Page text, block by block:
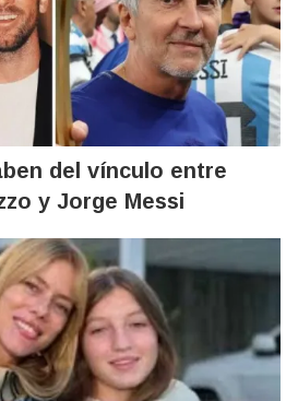
del vínculo entre
y Jorge Messi